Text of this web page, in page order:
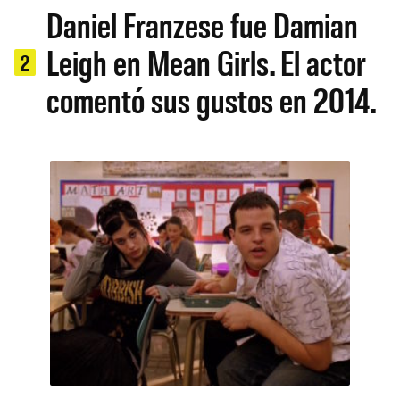
2
Daniel Franzese fue Damian
Leigh en Mean Girls. El actor
comentó sus gustos en 2014.